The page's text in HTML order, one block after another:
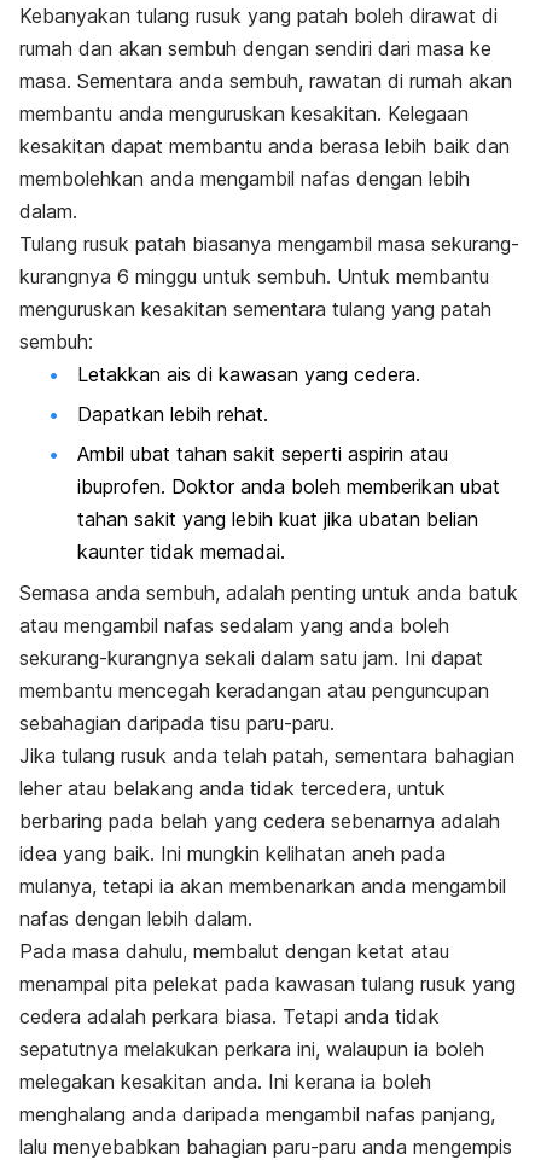
Kebanyakan tulang rusuk yang patah boleh dirawat di
rumah dan akan sembuh dengan sendiri dari masa ke
masa. Sementara anda sembuh, rawatan di rumah akan
membantu anda menguruskan kesakitan. Kelegaan
kesakitan dapat membantu anda berasa lebih baik dan
membolehkan anda mengambil nafas dengan lebih
dalam.
Tulang rusuk patah biasanya mengambil masa sekurang-
kurangnya 6 minggu untuk sembuh. Untuk membantu
menguruskan kesakitan sementara tulang yang patah
sembuh:
Letakkan ais di kawasan yang cedera.
Dapatkan lebih rehat.
Ambil ubat tahan sakit seperti aspirin atau
ibuprofen. Doktor anda boleh memberikan ubat
tahan sakit yang lebih kuat jika ubatan belian
kaunter tidak memadai.
Semasa anda sembuh, adalah penting untuk anda batuk
atau mengambil nafas sedalam yang anda boleh
sekurang-kurangnya sekali dalam satu jam. Ini dapat
membantu mencegah keradangan atau penguncupan
sebahagian daripada tisu paru-paru.
Jika tulang rusuk anda telah patah, sementara bahagian
leher atau belakang anda tidak tercedera, untuk
berbaring pada belah yang cedera sebenarnya adalah
idea yang baik. Ini mungkin kelihatan aneh pada
mulanya, tetapi ia akan membenarkan anda mengambil
nafas dengan lebih dalam.
Pada masa dahulu, membalut dengan ketat atau
menampal pita pelekat pada kawasan tulang rusuk yang
cedera adalah perkara biasa. Tetapi anda tidak
sepatutnya melakukan perkara ini, walaupun ia boleh
melegakan kesakitan anda. Ini kerana ia boleh
menghalang anda daripada mengambil nafas panjang,
lalu menyebabkan bahagian paru-paru anda mengempis